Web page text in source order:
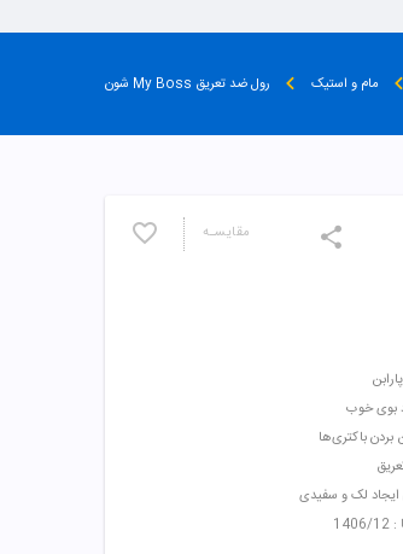
مام و استیک رول ضد تعریق My Boss شون
مقایسـه
بوی خوب
بردن باکتری‌ها
ایجاد لک و سفیدی
12